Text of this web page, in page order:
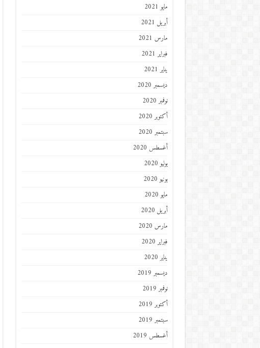
مايو 2021
أبريل 2021
مارس 2021
فبراير 2021
يناير 2021
ديسمبر 2020
نوفمبر 2020
أكتوبر 2020
سبتمبر 2020
أغسطس 2020
يوليو 2020
يونيو 2020
مايو 2020
أبريل 2020
مارس 2020
فبراير 2020
يناير 2020
ديسمبر 2019
نوفمبر 2019
أكتوبر 2019
سبتمبر 2019
أغسطس 2019